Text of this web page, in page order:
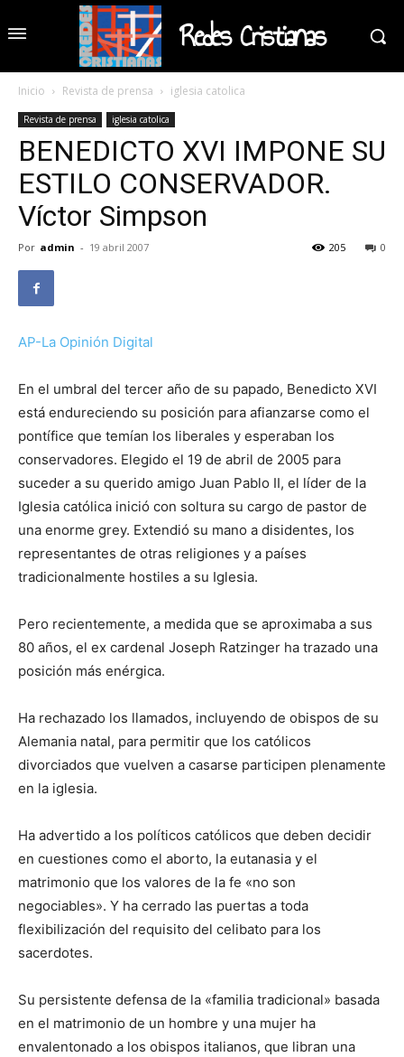
Redes Cristianas
Inicio Revista de prensa iglesia catolica
Revista de prensa iglesia catolica
BENEDICTO XVI IMPONE SU
ESTILO CONSERVADOR.
Víctor Simpson
Por admin - 19 abril 2007 0
205
AP-La Opinión Digital
En el umbral del tercer año de su papado, Benedicto XVI
está endureciendo su posición para afianzarse como el
pontífice que temían los liberales y esperaban los
conservadores. Elegido el 19 de abril de 2005 para
suceder a su querido amigo Juan Pablo II, el líder de la
Iglesia católica inició con soltura su cargo de pastor de
una enorme grey. Extendió su mano a disidentes, los
representantes de otras religiones y a países
tradicionalmente hostiles a su Iglesia.
Pero recientemente, a medida que se aproximaba a sus
80 años, el ex cardenal Joseph Ratzinger ha trazado una
posición más enérgica.
Ha rechazado los llamados, incluyendo de obispos de su
Alemania natal, para permitir que los católicos
divorciados que vuelven a casarse participen plenamente
en la iglesia.
Ha advertido a los políticos católicos que deben decidir
en cuestiones como el aborto, la eutanasia y el
matrimonio que los valores de la fe «no son
negociables». Y ha cerrado las puertas a toda
flexibilización del requisito del celibato para los
sacerdotes.
Su persistente defensa de la «familia tradicional» basada
en el matrimonio de un hombre y una mujer ha
envalentonado a los obispos italianos, que libran una